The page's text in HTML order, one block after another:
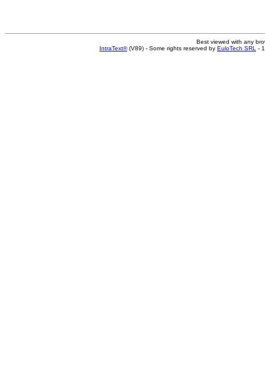
Best viewed with any
IntraText®(V89) - Some rights reserved by EuloTech SRL -